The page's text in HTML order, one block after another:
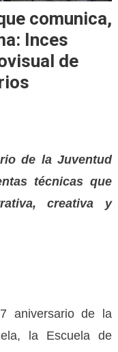
comunica,
Inces
de
de la Juventud
técnicas que
creativa y
aniversario de la
la Escuela de